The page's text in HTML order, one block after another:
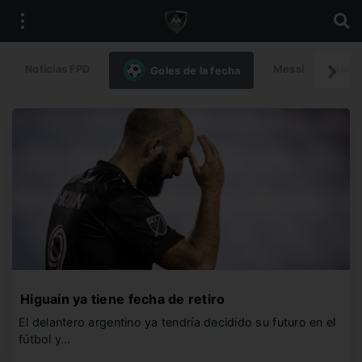
Goles de la fecha
Higuaín ya tiene fecha de retiro
El delantero argentino ya tendría decidido su futuro en el
fútbol y…